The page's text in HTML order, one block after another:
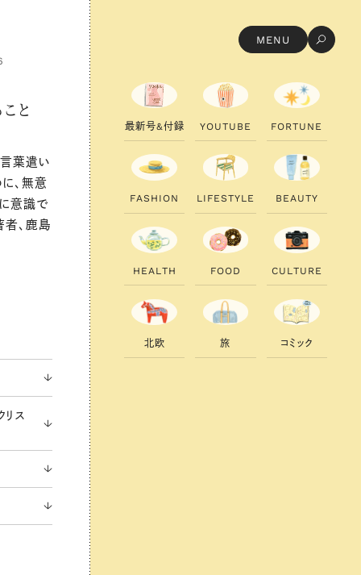
MENU
と
言葉遣い
、無意
意識で
者、鹿島
リス
最新号&付録 YOUTU B E FORTU N E
FAS H ION LI FESTYLE B EAUTY
H EALTH FOOD CU LTU RE
北欧 旅 コ ミ ック